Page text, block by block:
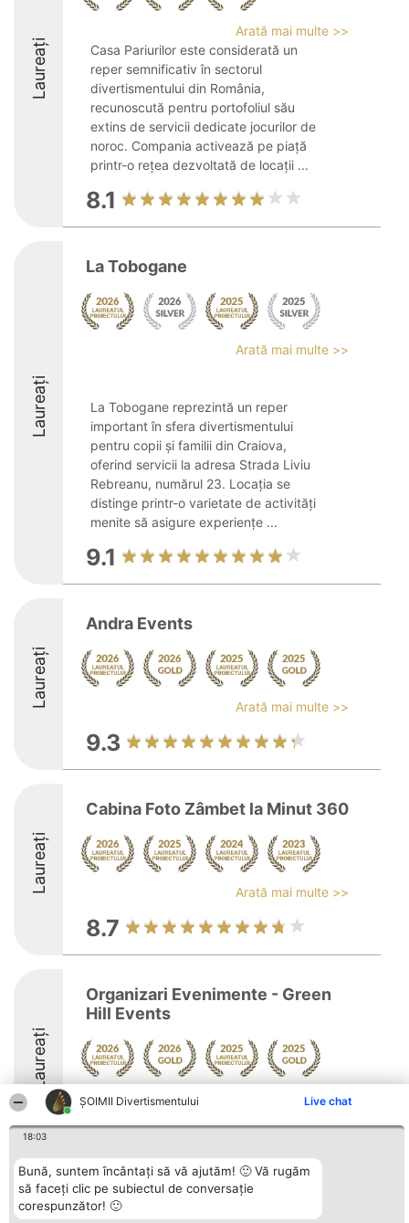
ŞOIMII Divertismentului Live chat
18:03
Bună, suntem încântați să vă ajutăm! 🙂 Vă rugăm
să faceți clic pe subiectul de conversație
corespunzător! 🙂
Laureați
Arată mai multe >>
Casa Pariurilor este considerată un
reper semnificativ în sectorul
divertismentului din România,
recunoscută pentru portofoliul său
extins de servicii dedicate jocurilor de
noroc. Compania activează pe piață
printr-o rețea dezvoltată de locații ...
8.1
Laureați
La Tobogane
Arată mai multe >>
La Tobogane reprezintă un reper
important în sfera divertismentului
pentru copii și familii din Craiova,
oferind servicii la adresa Strada Liviu
Rebreanu, numărul 23. Locația se
distinge printr-o varietate de activități
menite să asigure experiențe ...
9.1
Laureați
Andra Events
Arată mai multe >>
9.3
Laureați
Cabina Foto Zâmbet la Minut 360
Arată mai multe >>
8.7
Laureați
Organizari Evenimente - Green
Hill Events
Arată mai multe >>
9.2
Organizator Ranking
BRIGHT SOLUTIONS BR SRL
Plebiscyt